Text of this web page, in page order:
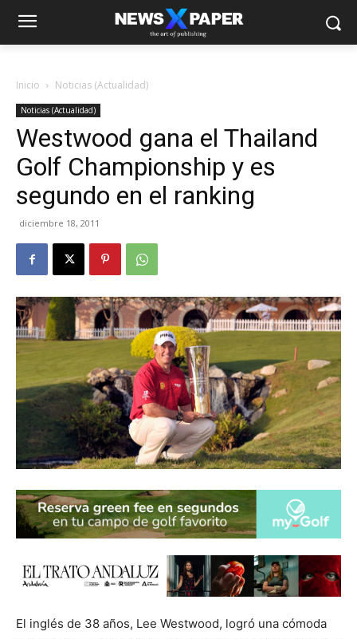
Inicio Noticias (Actualidad)
Noticias (Actualidad)
Westwood gana el Thailand
Golf Championship y es
segundo en el ranking
diciembre 18, 2011
El inglés de 38 años, Lee Westwood, logró una cómoda